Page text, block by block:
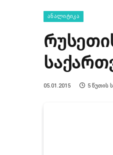
ᲐᲜᲐᲚᲘᲢᲘᲙᲐ
05.01.2015 5 ᲬᲣᲗᲘᲡ